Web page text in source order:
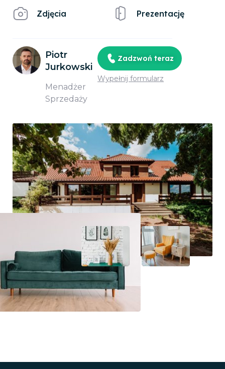
Zdjęcia Prezentację
Piotr
Jurkowski
Menadżer
Sprzedaży
Zadzwoń teraz
Wypełnij formularz